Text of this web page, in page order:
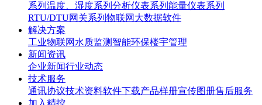
系列 温度、湿度系列 分析仪表系列 能量仪表系列
RTU/DTU网关系列 物联网大数据软件
解决方案
工业物联网 水质监测 智能环保楼宇管理
新闻资讯
企业新闻行业动态
技术服务
通讯协议技术资料软件下载产品样册宣传图册售后服务
加入精控